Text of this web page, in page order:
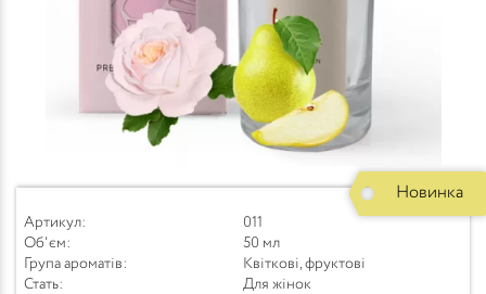
Артикул:
011
Об'єм:
50 мл
Група ароматів:
Квіткові, фруктові
Стать:
Для жінок
Новинка